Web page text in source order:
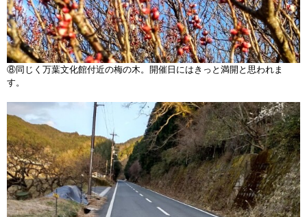
⑧同じく万葉文化館付近の梅の木。開催日にはきっと満開と思われま
す。